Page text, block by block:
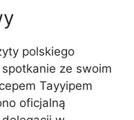
polskiego
ze swoim
Tayyipem
oficjalną